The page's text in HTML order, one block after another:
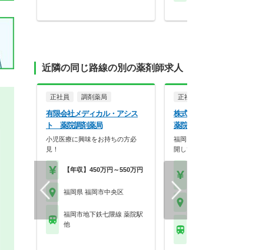
近隣の同じ路線の別の薬剤師求人
正社員 調剤薬局
有限会社メディカル・アシス
ト 薬院調剤薬局
小児医療に興味をお持ちの方必
見！
【年収】450万円～550万円
福岡県 福岡市中央区
福岡市地下鉄七隈線 薬院駅
他
正社員
株式会社大賀薬局 大賀
薬院2丁目店
福岡を拠点に九州でドミナン
開している大手調剤・…